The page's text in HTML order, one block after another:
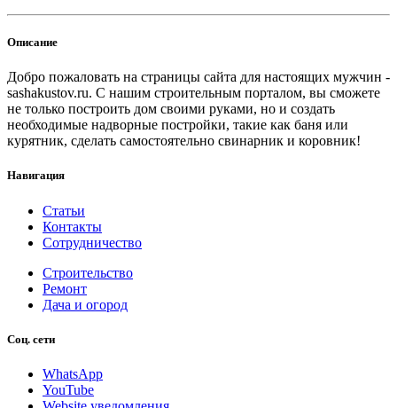
Описание
Добро пожаловать на страницы сайта для настоящих мужчин -
sashakustov.ru. С нашим строительным порталом, вы сможете
не только построить дом своими руками, но и создать
необходимые надворные постройки, такие как баня или
курятник, сделать самостоятельно свинарник и коровник!
Навигация
Статьи
Контакты
Сотрудничество
Строительство
Ремонт
Дача и огород
Соц. сети
WhatsApp
YouTube